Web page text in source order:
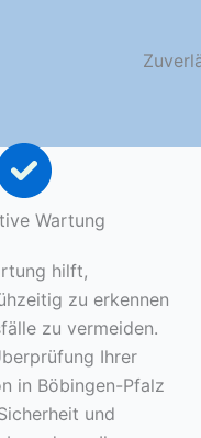
Wartung
hilft,
zu erkennen
zu vermeiden.
Ihrer
in Böbingen-Pfalz
und